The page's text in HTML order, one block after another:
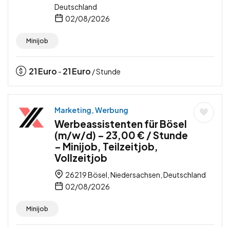
Deutschland
02/08/2026
Minijob
21Euro - 21Euro / Stunde
Marketing, Werbung
Werbeassistenten für Bösel
(m/w/d) – 23,00 € / Stunde
– Minijob, Teilzeitjob,
Vollzeitjob
26219 Bösel, Niedersachsen, Deutschland
02/08/2026
Minijob